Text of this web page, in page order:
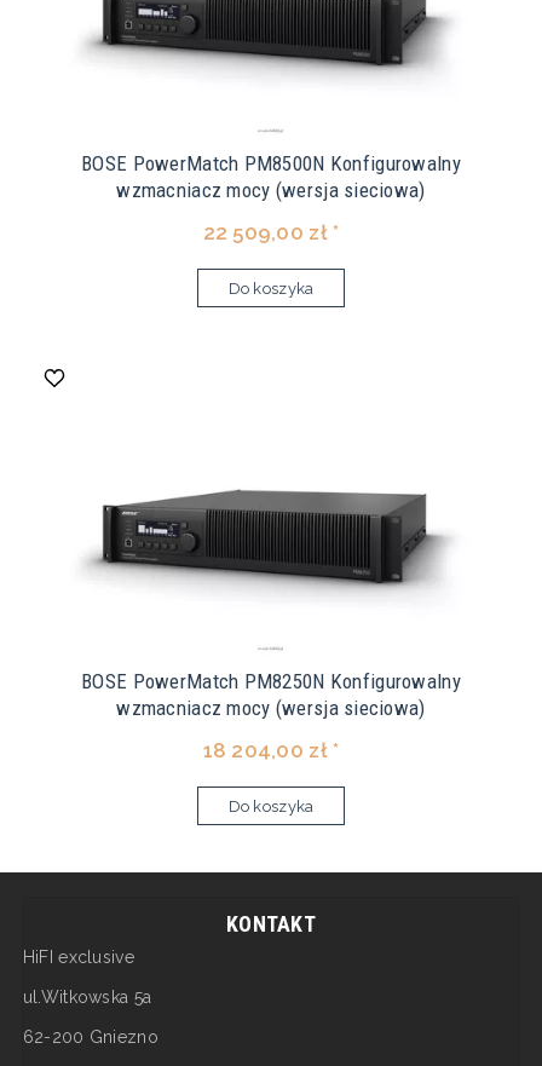
BOSE PowerMatch PM8500N Konfigurowalny
wzmacniacz mocy (wersja sieciowa)
22 509,00 zł *
Do koszyka
BOSE PowerMatch PM8250N Konfigurowalny
wzmacniacz mocy (wersja sieciowa)
18 204,00 zł *
Do koszyka
KONTAKT
HiFI exclusive
ul.Witkowska 5a
62-200 Gniezno